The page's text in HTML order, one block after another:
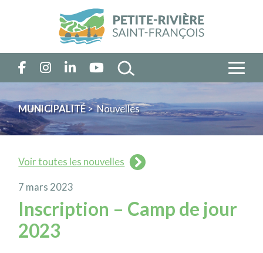
MUNICIPALITÉ> Nouvelles
Voir toutes les nouvelles
7 mars 2023
Inscription – Camp de jour
2023